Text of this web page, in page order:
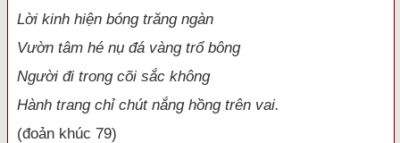
Lời kinh hiện bóng trăng ngàn
Vườn tâm hé nụ đá vàng trổ bông
Người đi trong cõi sắc không
Hành trang chỉ chút nắng hồng trên vai.
(đoản khúc 79)